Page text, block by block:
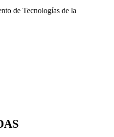
de Tecnologías de la